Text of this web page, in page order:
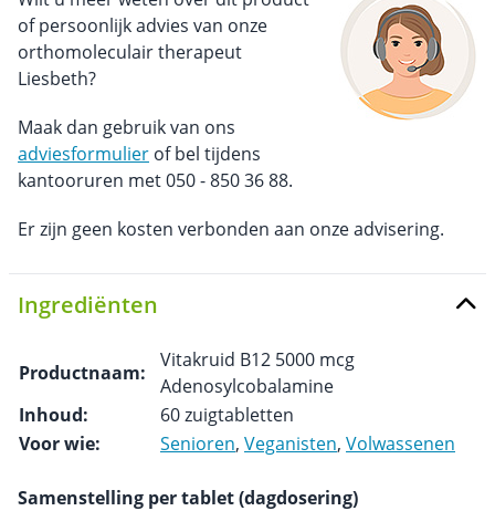
of persoonlijk advies van onze
orthomoleculair therapeut
Liesbeth?
Maak dan gebruik van ons
adviesformulier of bel tijdens
kantooruren met 050 - 850 36 88.
Er zijn geen kosten verbonden aan onze advisering.
Ingrediënten
Productnaam:
Vitakruid B12 5000 mcg
Adenosylcobalamine
Inhoud:
60 zuigtabletten
Voor wie:
Senioren, Veganisten, Volwassenen
Samenstelling per tablet (dagdosering)